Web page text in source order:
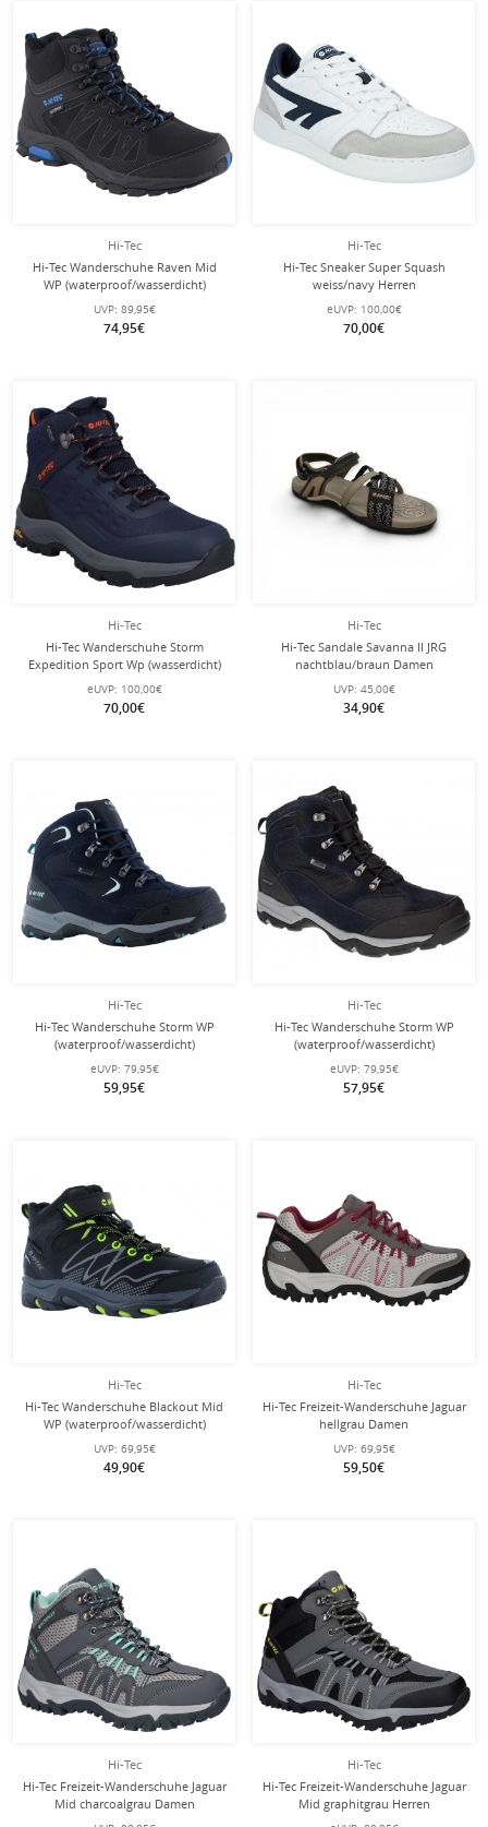
Hi-Tec
Hi-Tec Wanderschuhe Raven Mid
WP (waterproof/wasserdicht)
schwarz/blau Herren
UVP: 89,95€
74,95€
Hi-Tec
Hi-Tec Sneaker Super Squash
weiss/navy Herren
eUVP: 100,00€
70,00€
Hi-Tec
Hi-Tec Wanderschuhe Storm
Expedition Sport Wp (wasserdicht)
navyblau Herren
eUVP: 100,00€
70,00€
Hi-Tec
Hi-Tec Sandale Savanna II JRG
nachtblau/braun Damen
UVP: 45,00€
34,90€
Hi-Tec
Hi-Tec Wanderschuhe Storm WP
(waterproof/wasserdicht)
dunkelblau Damen
eUVP: 79,95€
59,95€
Hi-Tec
Hi-Tec Wanderschuhe Storm WP
(waterproof/wasserdicht)
dunkelblau Herren
eUVP: 79,95€
57,95€
Hi-Tec
Hi-Tec Wanderschuhe Blackout Mid
WP (waterproof/wasserdicht)
schwarz/lime Kinder
UVP: 69,95€
49,90€
Hi-Tec
Hi-Tec Freizeit-Wanderschuhe Jaguar
hellgrau Damen
UVP: 69,95€
59,50€
Hi-Tec
Hi-Tec Freizeit-Wanderschuhe Jaguar
Mid charcoalgrau Damen
Hi-Tec
Hi-Tec Freizeit-Wanderschuhe Jaguar
Mid graphitgrau Herren